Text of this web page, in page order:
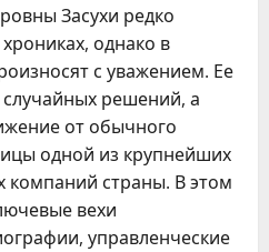
Засухи редко
однако в
с уважением. Ее
решений, а
от обычного
одной из крупнейших
компаний страны. В этом
вехи
управленческие